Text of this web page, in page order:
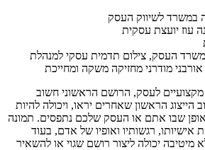
לעסק, הרושם הראשוני חשוב
הייצוג הראשון שאחרים יראו, ויכולה להיות
שבו אתם או העסק שלכם נתפסים. תמונה
אישיותו, רגשותיו ואופיו של אדם, בעוד
יכולה ליצור רושם שגוי או להשאיר